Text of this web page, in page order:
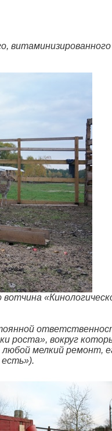
вотчина
роста», вокруг
мелкий ремонт,